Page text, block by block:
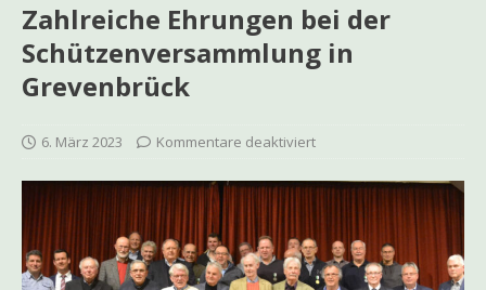
Zahlreiche Ehrungen bei der
Schützenversammlung in
Grevenbrück
6. März 2023 Kommentare deaktiviert